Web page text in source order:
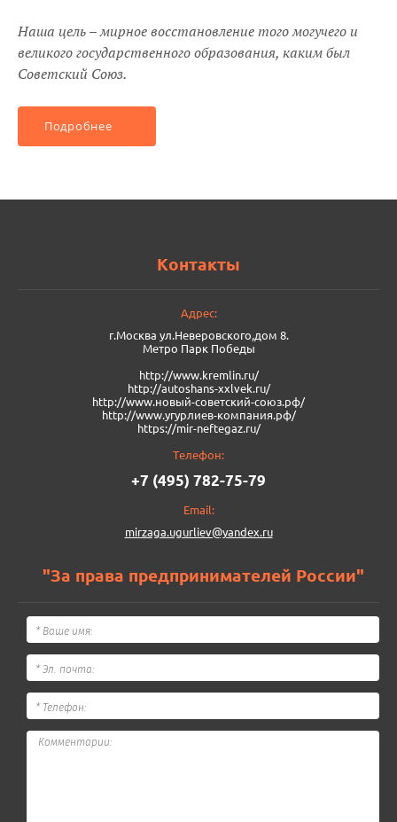
Наша цель – мирное восстановление того могучего и
великого государственного образования, каким был
Советский Союз.
Подробнее
Контакты
Адрес:
г.Москва ул.Неверовского,дом 8.
Метро Парк Победы
http://www.kremlin.ru/
http://autoshans-xxlvek.ru/
​http://www.новый-советский-союз.рф/
http://www.угурлиев-компания.рф/
https://mir-neftegaz.ru/
Телефон:
+7 (495) 782-75-79
Email:
mirzaga.ugurliev@yandex.ru
"За права предпринимателей России"